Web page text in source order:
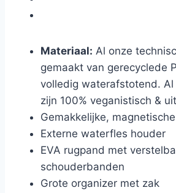
Materiaal: Al onze
gemaakt van gerecyclede
volledig waterafstotend.
zijn 100% veganistisch &
Gemakkelijke,
Externe waterfles houder
EVA rugpand met
schouderbanden
Grote organizer met zak